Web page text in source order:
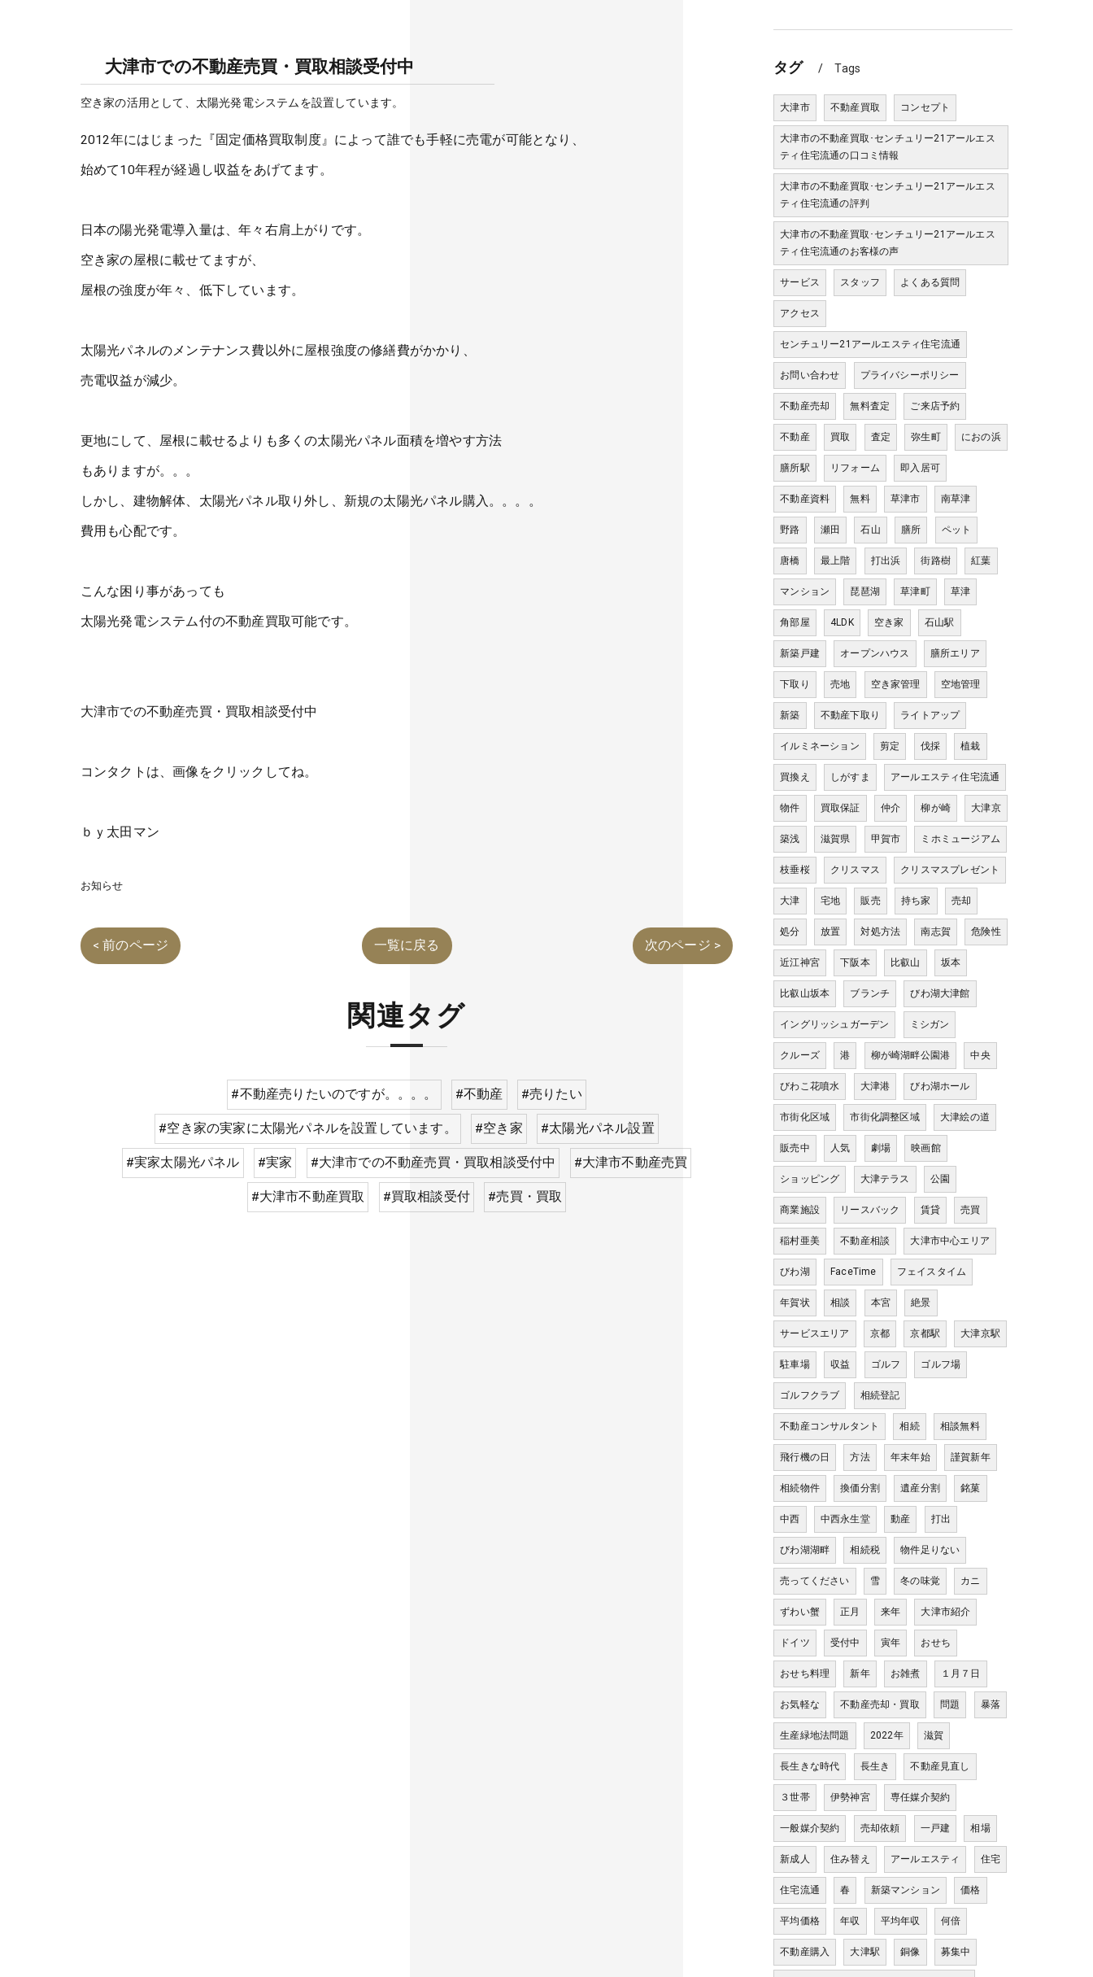
大津市での不動産売買・買取相談受付中
空き家の活用として、太陽光発電システムを設置しています。
2012年にはじまった『固定価格買取制度』によって誰でも手軽に売電が可能となり、
始めて10年程が経過し収益をあげてます。
日本の陽光発電導入量は、年々右肩上がりです。
空き家の屋根に載せてますが、
屋根の強度が年々、低下しています。
太陽光パネルのメンテナンス費以外に屋根強度の修繕費がかかり、
売電収益が減少。
更地にして、屋根に載せるよりも多くの太陽光パネル面積を増やす方法
もありますが。。。
しかし、建物解体、太陽光パネル取り外し、新規の太陽光パネル購入。。。。
費用も心配です。
こんな困り事があっても
太陽光発電システム付の不動産買取可能です。
大津市での不動産売買・買取相談受付中
コンタクトは、画像をクリックしてね。
ｂｙ太田マン
お知らせ
< 前のページ 一覧に戻る 次のページ >
関連タグ
#不動産売りたいのですが。。。。 #不動産 #売りたい
#空き家の実家に太陽光パネルを設置しています。 #空き家 #太陽光パネル設置
#実家太陽光パネル #実家 #大津市での不動産売買・買取相談受付中 #大津市不動産売買
#大津市不動産買取 #買取相談受付 #売買・買取
タグ Tags
大津市 不動産買取 コンセプト
大津市の不動産買取･センチュリー21アールエス
ティ住宅流通の口コミ情報
大津市の不動産買取･センチュリー21アールエス
ティ住宅流通の評判
大津市の不動産買取･センチュリー21アールエス
ティ住宅流通のお客様の声
サービス スタッフ よくある質問
アクセス
センチュリー21アールエスティ住宅流通
お問い合わせ プライバシーポリシー
不動産売却 無料査定 ご来店予約
不動産 買取 査定 弥生町 におの浜
膳所駅 リフォーム 即入居可
不動産資料 無料 草津市 南草津
野路 瀬田 石山 膳所 ペット
唐橋 最上階 打出浜 街路樹 紅葉
マンション 琵琶湖 草津町 草津
角部屋 4LDK 空き家 石山駅
新築戸建 オープンハウス 膳所エリア
下取り 売地 空き家管理 空地管理
新築 不動産下取り ライトアップ
イルミネーション 剪定 伐採 植栽
買換え しがすま アールエスティ住宅流通
物件 買取保証 仲介 柳が崎 大津京
築浅 滋賀県 甲賀市 ミホミュージアム
枝垂桜 クリスマス クリスマスプレゼント
大津 宅地 販売 持ち家 売却
処分 放置 対処方法 南志賀 危険性
近江神宮 下阪本 比叡山 坂本
比叡山坂本 ブランチ びわ湖大津館
イングリッシュガーデン ミシガン
クルーズ 港 柳が崎湖畔公園港 中央
びわこ花噴水 大津港 びわ湖ホール
市街化区域 市街化調整区域 大津絵の道
販売中 人気 劇場 映画館
ショッピング 大津テラス 公園
商業施設 リースバック 賃貸 売買
稲村亜美 不動産相談 大津市中心エリア
びわ湖 FaceTime フェイスタイム
年賀状 相談 本宮 絶景
サービスエリア 京都 京都駅 大津京駅
駐車場 収益 ゴルフ ゴルフ場
ゴルフクラブ 相続登記
不動産コンサルタント 相続 相談無料
飛行機の日 方法 年末年始 謹賀新年
相続物件 換価分割 遺産分割 銘菓
中西 中西永生堂 動産 打出
びわ湖湖畔 相続税 物件足りない
売ってください 雪 冬の味覚 カニ
ずわい蟹 正月 来年 大津市紹介
ドイツ 受付中 寅年 おせち
おせち料理 新年 お雑煮 １月７日
お気軽な 不動産売却・買取 問題 暴落
生産緑地法問題 2022年 滋賀
長生きな時代 長生き 不動産見直し
３世帯 伊勢神宮 専任媒介契約
一般媒介契約 売却依頼 一戸建 相場
新成人 住み替え アールエスティ 住宅
住宅流通 春 新築マンション 価格
平均価格 年収 平均年収 何倍
不動産購入 大津駅 銅像 募集中